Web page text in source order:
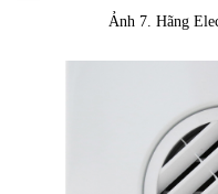
Ảnh 7. Hãng